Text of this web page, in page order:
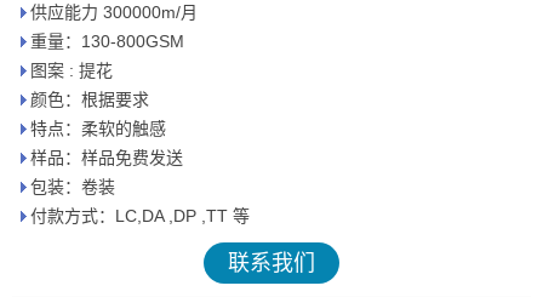
供应能力 300000m/月
重量：130-800GSM
图案 : 提花
颜色：根据要求
特点：柔软的触感
样品：样品免费发送
包装：卷装
付款方式：LC,DA ,DP ,TT 等
联系我们